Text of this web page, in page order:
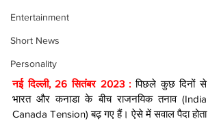
Entertainment
Short News
Personality
नई दिल्ली, 26 सितंबर 2023 : पिछले कुछ दिनों से
भारत और कनाडा के बीच राजनयिक तनाव (India
Canada Tension) बढ़ गए हैं। ऐसे में सवाल पैदा होता